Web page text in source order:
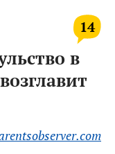
14
в